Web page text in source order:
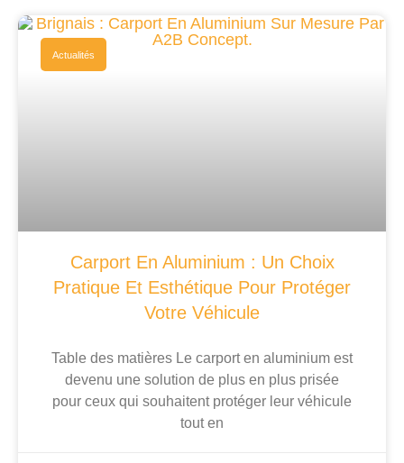
Actualités
Carport En Aluminium : Un Choix
Pratique Et Esthétique Pour Protéger
Votre Véhicule
Table des matières Le carport en aluminium est
devenu une solution de plus en plus prisée
pour ceux qui souhaitent protéger leur véhicule
tout en